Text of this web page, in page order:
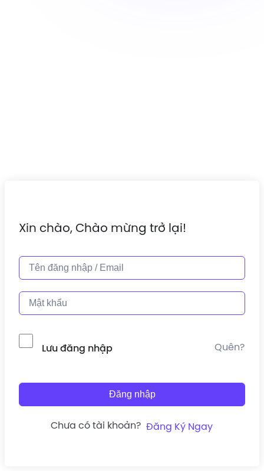
Xin chào, Chào mừng trở lại!
Lưu đăng nhập Quên?
Đăng nhập
Chưa có tài khoản? Đăng Ký Ngay